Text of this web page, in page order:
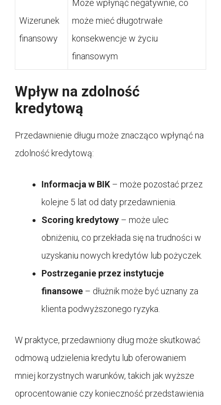
Wizerunek
finansowy
Może wpłynąć negatywnie, co
może mieć długotrwałe
konsekwencje w życiu
finansowym
Wpływ na zdolność
kredytową
Przedawnienie długu może znacząco wpłynąć na
zdolność kredytową:
Informacja w BIK – może pozostać przez
kolejne 5 lat od daty przedawnienia.
Scoring kredytowy – może ulec
obniżeniu, co przekłada się na trudności w
uzyskaniu nowych kredytów lub pożyczek.
Postrzeganie przez instytucje
finansowe – dłużnik może być uznany za
klienta podwyższonego ryzyka.
W praktyce, przedawniony dług może skutkować
odmową udzielenia kredytu lub oferowaniem
mniej korzystnych warunków, takich jak wyższe
oprocentowanie czy konieczność przedstawienia